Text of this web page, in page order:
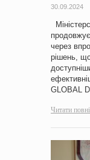
30.09.2024
через
рішень,
GLOBAL
Читати